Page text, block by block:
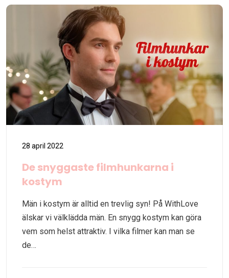
28 april 2022
De snyggaste filmhunkarna i
kostym
Män i kostym är alltid en trevlig syn! På WithLove
älskar vi välklädda män. En snygg kostym kan göra
vem som helst attraktiv. I vilka filmer kan man se
de…